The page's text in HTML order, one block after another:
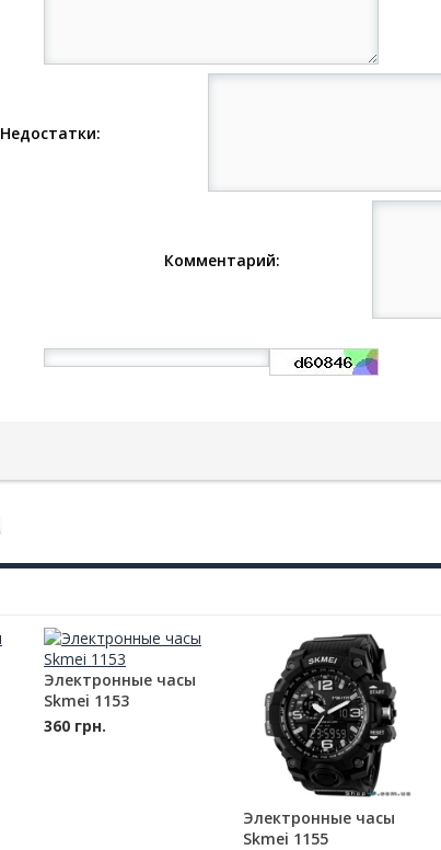
Недостатки:
Комментарий:
Электронные часы
Skmei 1153
360 грн.
Электронные часы
Skmei 1155